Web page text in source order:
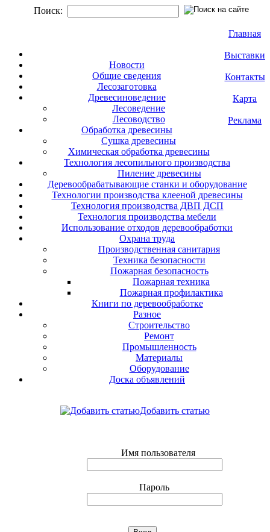
Поиск:
Главная
Выставки
Контакты
Карта
Реклама
Новости
Общие сведения
Лесозаготовка
Древесиноведение
Лесоведение
Лесоводство
Обработка древесины
Сушка древесины
Химическая обработка древесины
Технология лесопильного производства
Пиление древесины
Деревообрабатывающие станки и оборудование
Технологии производства клееной древесины
Технология производства ДВП ДСП
Технология производства мебели
Использование отходов деревообработки
Охрана труда
Производственная санитария
Техника безопасности
Пожарная безопасность
Пожарная техника
Пожарная профилактика
Книги по деревообработке
Разное
Строительство
Ремонт
Промышленность
Материалы
Оборудование
Доска объявлений
Добавить статью
Имя пользователя
Пароль